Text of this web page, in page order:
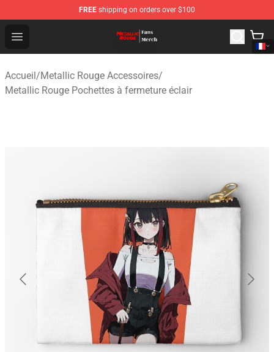
FREE shipping on orders over $100
Open menu
Metallic Rouge Store - Official Metallic Rouge
Accueil/Metallic Rouge Accessoires/
Metallic Rouge Pochettes à fermeture éclair